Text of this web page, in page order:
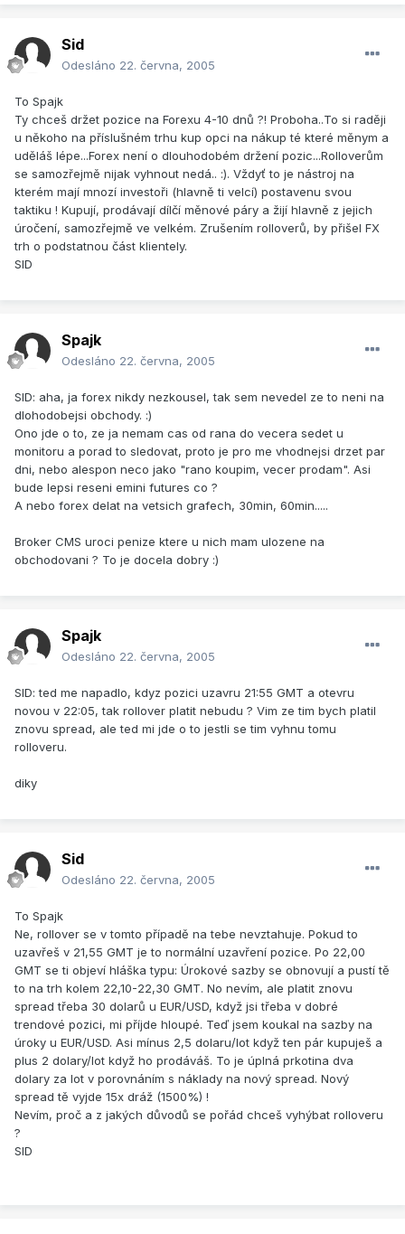
Sid
Odesláno 22. června, 2005
To Spajk
Ty chceš držet pozice na Forexu 4-10 dnů ?! Proboha..To si raději
u někoho na příslušném trhu kup opci na nákup té které měnym a
uděláš lépe...Forex není o dlouhodobém držení pozic...Rolloverům
se samozřejmě nijak vyhnout nedá.. :). Vždyť to je nástroj na
kterém mají mnozí investoři (hlavně ti velcí) postavenu svou
taktiku ! Kupují, prodávají dílčí měnové páry a žijí hlavně z jejich
úročení, samozřejmě ve velkém. Zrušením rolloverů, by přišel FX
trh o podstatnou část klientely.
SID
Spajk
Odesláno 22. června, 2005
SID: aha, ja forex nikdy nezkousel, tak sem nevedel ze to neni na
dlohodobejsi obchody. :)
Ono jde o to, ze ja nemam cas od rana do vecera sedet u
monitoru a porad to sledovat, proto je pro me vhodnejsi drzet par
dni, nebo alespon neco jako "rano koupim, vecer prodam". Asi
bude lepsi reseni emini futures co ?
A nebo forex delat na vetsich grafech, 30min, 60min.....
Broker CMS uroci penize ktere u nich mam ulozene na
obchodovani ? To je docela dobry :)
Spajk
Odesláno 22. června, 2005
SID: ted me napadlo, kdyz pozici uzavru 21:55 GMT a otevru
novou v 22:05, tak rollover platit nebudu ? Vim ze tim bych platil
znovu spread, ale ted mi jde o to jestli se tim vyhnu tomu
rolloveru.
diky
Sid
Odesláno 22. června, 2005
To Spajk
Ne, rollover se v tomto případě na tebe nevztahuje. Pokud to
uzavřeš v 21,55 GMT je to normální uzavření pozice. Po 22,00
GMT se ti objeví hláška typu: Úrokové sazby se obnovují a pustí tě
to na trh kolem 22,10-22,30 GMT. No nevím, ale platit znovu
spread třeba 30 dolarů u EUR/USD, když jsi třeba v dobré
trendové pozici, mi příjde hloupé. Teď jsem koukal na sazby na
úroky u EUR/USD. Asi mínus 2,5 dolaru/lot když ten pár kupuješ a
plus 2 dolary/lot když ho prodáváš. To je úplná prkotina dva
dolary za lot v porovnáním s náklady na nový spread. Nový
spread tě vyjde 15x dráž (1500%) !
Nevím, proč a z jakých důvodů se pořád chceš vyhýbat rolloveru
?
SID